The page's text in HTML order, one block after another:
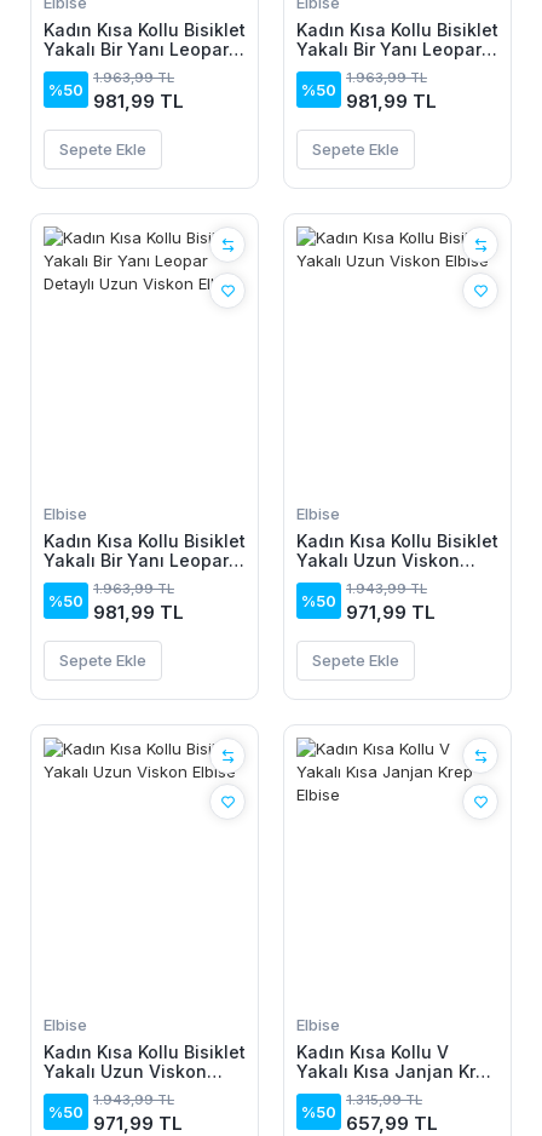
Kadın Kısa Kollu Bisiklet
Yakalı Bir Yanı Leopar
Detaylı Uzun Viskon
Elbise
%50
1.963,99 TL
981,99 TL
Sepete Ekle
Kadın Kısa Kollu Bisiklet
Yakalı Bir Yanı Leopar
Detaylı Uzun Viskon
Elbise
%50
1.963,99 TL
981,99 TL
Sepete Ekle
Elbise
Kadın Kısa Kollu Bisiklet
Yakalı Bir Yanı Leopar
Detaylı Uzun Viskon
Elbise
%50
1.963,99 TL
981,99 TL
Sepete Ekle
Elbise
Kadın Kısa Kollu Bisiklet
Yakalı Uzun Viskon
Elbise
%50
1.943,99 TL
971,99 TL
Sepete Ekle
Elbise
Kadın Kısa Kollu Bisiklet
Yakalı Uzun Viskon
Elbise
%50
1.943,99 TL
971,99 TL
Elbise
Kadın Kısa Kollu V
Yakalı Kısa Janjan Krep
Elbise
%50
1.315,99 TL
657,99 TL